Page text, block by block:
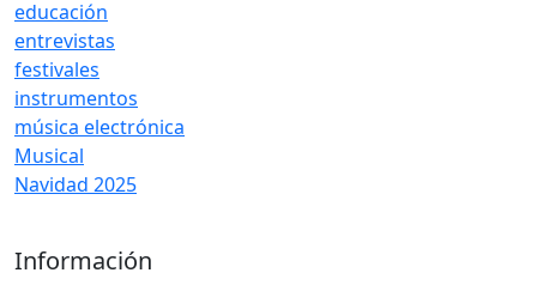
educación
entrevistas
festivales
instrumentos
música electrónica
Musical
Navidad 2025
Información